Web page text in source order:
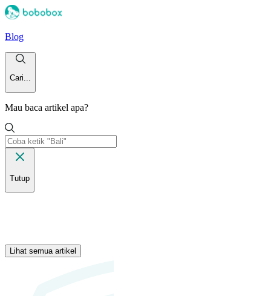
Blog
Cari...
Mau baca artikel apa?
Tutup
Lihat semua artikel